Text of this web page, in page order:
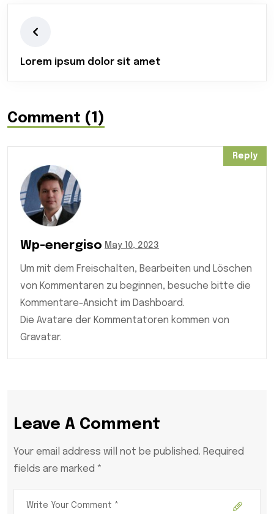
Lorem ipsum dolor sit amet
Comment (1)
Wp-energiso May 10, 2023
Um mit dem Freischalten, Bearbeiten und Löschen
von Kommentaren zu beginnen, besuche bitte die
Kommentare-Ansicht im Dashboard.
Die Avatare der Kommentatoren kommen von
Gravatar.
Reply
Leave A Comment
Your email address will not be published. Required
fields are marked *